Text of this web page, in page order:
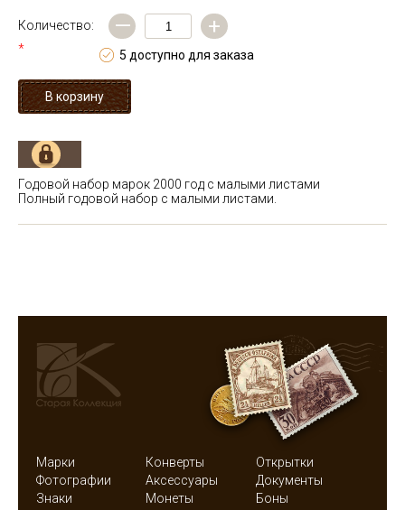
Количество:
*
— +
5 доступно для заказа
Годовой набор марок 2000 год с малыми листами
Полный годовой набор с малыми листами.
Марки Конверты
Открытки
Фотографии
Аксессуары
Документы
Знаки
Монеты
Боны